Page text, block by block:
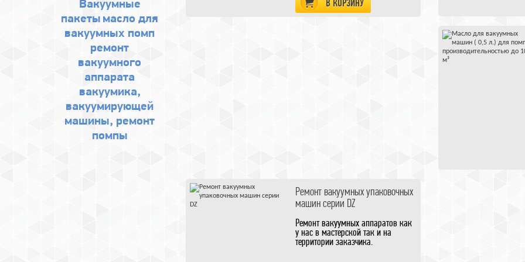
Вакуумные
пакеты масло для
вакуумных помп
ремонт
вакуумного
аппарата
вакуумика,
вакуумирующей
машины, ремонт
помпы
Ремонт вакуумных упаковочных
машин серии DZ
Ремонт вакуумных аппаратов как
у нас в мастерской так и на
территории заказчика.